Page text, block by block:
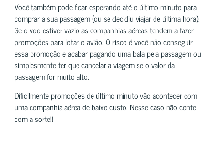
Você também pode ficar esperando até o último minuto para
comprar a sua passagem (ou se decidiu viajar de última hora).
Se o voo estiver vazio as companhias aéreas tendem a fazer
promoções para lotar o avião. O risco é você não conseguir
essa promoção e acabar pagando uma bala pela passagem ou
simplesmente ter que cancelar a viagem se o valor da
passagem for muito alto.
Dificilmente promoções de último minuto vão acontecer com
uma companhia aérea de baixo custo. Nesse caso não conte
com a sorte!!